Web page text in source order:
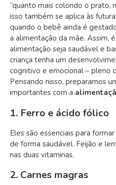
“quanto mais colorido o prato,
isso também se aplica às
quando o bebê ainda é
a alimentação da mãe. Assim,
alimentação seja saudável e
criança tenha um
cognitivo e emocional – pleno
Pensando nisso, preparamos
importantes com a
1. Ferro e ácido fólico
Eles são essenciais para
de forma saudável. Feijão e
nas duas vitaminas.
2. Carnes magras